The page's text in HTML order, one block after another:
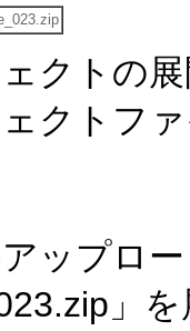
クトの
クトフ
ップロ
」